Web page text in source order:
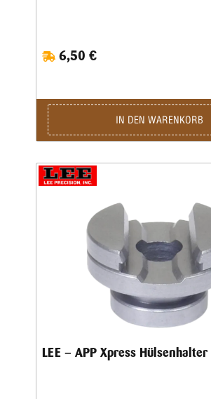
6,50 €
IN DEN WARENKORB
LEE – APP Xpress Hülsenhalter